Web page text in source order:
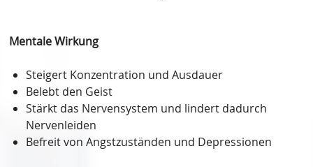
Mentale Wirkung
Steigert Konzentration und Ausdauer
Belebt den Geist
Stärkt das Nervensystem und lindert dadurch
Nervenleiden
Befreit von Angstzuständen und Depressionen